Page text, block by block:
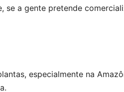
se a gente pretende
especialmente na